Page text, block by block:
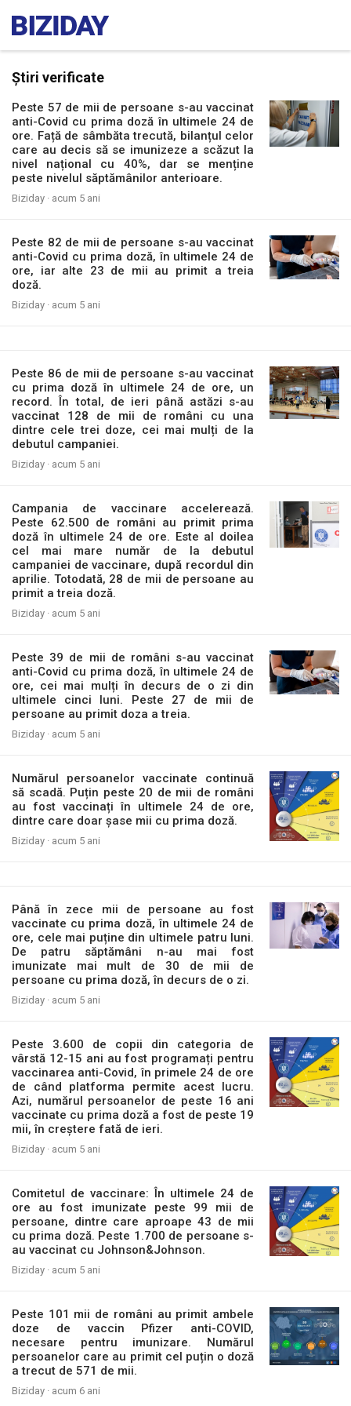
Știri verificate
Peste 57 de mii de persoane s-au vaccinat
anti-Covid cu prima doză în ultimele 24 de
ore. Față de sâmbăta trecută, bilanțul celor
care au decis să se imunizeze a scăzut la
nivel național cu 40%, dar se menține
peste nivelul săptămânilor anterioare.
Biziday · acum 5 ani
Peste 82 de mii de persoane s-au vaccinat
anti-Covid cu prima doză, în ultimele 24 de
ore, iar alte 23 de mii au primit a treia
doză.
Biziday · acum 5 ani
Peste 86 de mii de persoane s-au vaccinat
cu prima doză în ultimele 24 de ore, un
record. În total, de ieri până astăzi s-au
vaccinat 128 de mii de români cu una
dintre cele trei doze, cei mai mulți de la
debutul campaniei.
Biziday · acum 5 ani
Campania de vaccinare accelerează.
Peste 62.500 de români au primit prima
doză în ultimele 24 de ore. Este al doilea
cel mai mare număr de la debutul
campaniei de vaccinare, după recordul din
aprilie. Totodată, 28 de mii de persoane au
primit a treia doză.
Biziday · acum 5 ani
Peste 39 de mii de români s-au vaccinat
anti-Covid cu prima doză, în ultimele 24 de
ore, cei mai mulți în decurs de o zi din
ultimele cinci luni. Peste 27 de mii de
persoane au primit doza a treia.
Biziday · acum 5 ani
Numărul persoanelor vaccinate continuă
să scadă. Puțin peste 20 de mii de români
au fost vaccinați în ultimele 24 de ore,
dintre care doar șase mii cu prima doză.
Biziday · acum 5 ani
Până în zece mii de persoane au fost
vaccinate cu prima doză, în ultimele 24 de
ore, cele mai puține din ultimele patru luni.
De patru săptămâni n-au mai fost
imunizate mai mult de 30 de mii de
persoane cu prima doză, în decurs de o zi.
Biziday · acum 5 ani
Peste 3.600 de copii din categoria de
vârstă 12-15 ani au fost programați pentru
vaccinarea anti-Covid, în primele 24 de ore
de când platforma permite acest lucru.
Azi, numărul persoanelor de peste 16 ani
vaccinate cu prima doză a fost de peste 19
mii, în creștere fată de ieri.
Biziday · acum 5 ani
Comitetul de vaccinare: În ultimele 24 de
ore au fost imunizate peste 99 mii de
persoane, dintre care aproape 43 de mii
cu prima doză. Peste 1.700 de persoane s-
au vaccinat cu Johnson&Johnson.
Biziday · acum 5 ani
Peste 101 mii de români au primit ambele
doze de vaccin Pfizer anti-COVID,
necesare pentru imunizare. Numărul
persoanelor care au primit cel puțin o doză
a trecut de 571 de mii.
Biziday · acum 6 ani